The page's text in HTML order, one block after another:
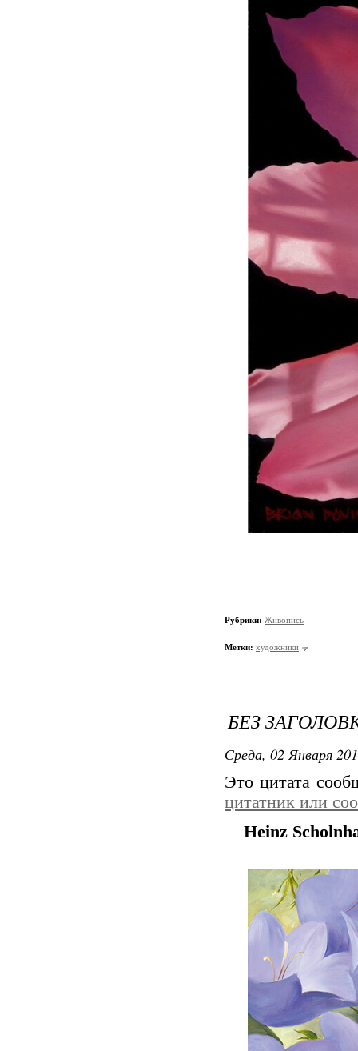
Рубрики: Живопись
Метки: художники
БЕЗ
Среда, 02 Января
Это цитата
цитатник или
Heinz